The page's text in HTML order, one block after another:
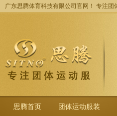
广东思腾体育科技有限公司官网！ 专注团
思腾首页 团体运动服装